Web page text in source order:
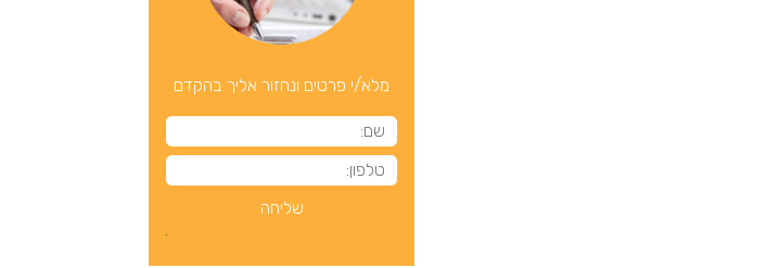
מלא/י פרטים ונחזור אליך בהקדם